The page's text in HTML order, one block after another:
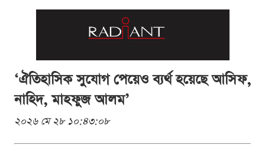
‘ঐতিহাসিক সুযোগ পেয়েও ব্যর্থ হয়েছে আসিফ,
নাহিদ, মাহফুজ আলম’
২০২৬ মে ২৮ ১০:৪৩:০৮